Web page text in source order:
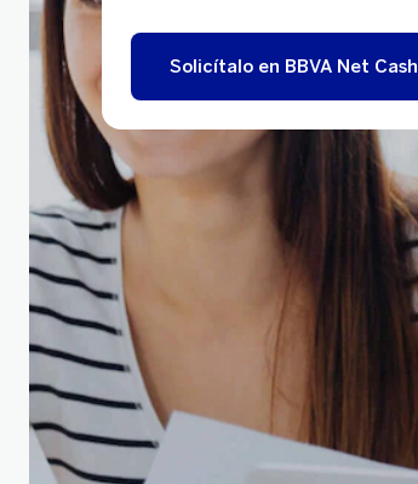
Solicítalo en BBVA Net Cash